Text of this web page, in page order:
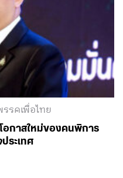
รคเพื่อไทย
อกาสใหม่ของคนพิการ
ระเทศ